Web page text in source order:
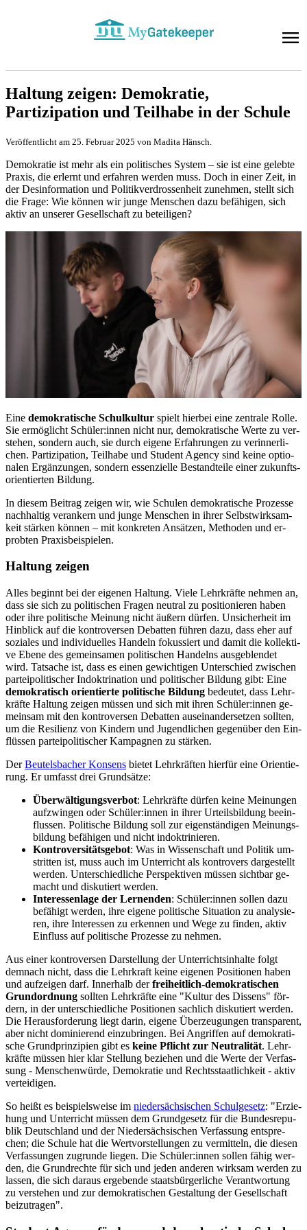
Haltung zeigen: Demokratie,
Partizipation und Teilhabe in der Schule
Veröffentlicht am 25. Februar 2025 von Madita Hänsch.
Demokratie ist mehr als ein politisches System – sie ist eine gelebte
Praxis, die erlernt und erfahren werden muss. Doch in einer Zeit, in
der Desinformation und Politikverdrossenheit zunehmen, stellt sich
die Frage: Wie können wir junge Menschen dazu befähigen, sich
aktiv an unserer Gesellschaft zu beteiligen?
Eine de­mo­kra­ti­sche Schul­kul­tur spielt hier­bei eine zen­tra­le Rol­le.
Sie er­mög­licht Schü­ler:in­nen nicht nur, de­mo­kra­ti­sche Wer­te zu ver­
ste­hen, son­dern auch, sie durch ei­ge­ne Er­fah­run­gen zu ver­in­ner­li­
chen. Par­ti­zi­pa­ti­on, Teil­ha­be und Stu­dent Agen­cy sind kei­ne op­tio­
na­len Er­gän­zun­gen, son­dern es­sen­zi­el­le Be­stand­tei­le ei­ner zu­kunfts­
ori­en­tier­ten Bil­dung.
In die­sem Bei­trag zei­gen wir, wie Schu­len de­mo­kra­ti­sche Pro­zes­se
nach­hal­tig ver­an­kern und jun­ge Men­schen in ih­rer Selbst­wirk­sam­
keit stär­ken kön­nen – mit kon­kre­ten An­sät­zen, Me­tho­den und er­
prob­ten Pra­xis­bei­spie­len.
Hal­tung zei­gen
Al­les be­ginnt bei der ei­ge­nen Hal­tung. Vie­le Lehr­kräf­te neh­men an,
dass sie sich zu po­li­ti­schen Fra­gen neu­tral zu po­si­tio­nie­ren ha­ben
oder ihre po­li­ti­sche Mei­nung nicht äu­ßern dür­fen. Un­si­cher­heit im
Hin­blick auf die kon­tro­ver­sen De­bat­ten füh­ren dazu, dass eher auf
so­zia­les und in­di­vi­du­el­les Han­deln fo­kus­siert und da­mit die kol­lek­ti­
ve Ebe­ne des ge­mein­sa­men po­li­ti­schen Han­delns aus­ge­blen­det
wird. Tat­sa­che ist, dass es ei­nen ge­wich­ti­gen Un­ter­schied zwi­schen
par­tei­po­li­ti­scher In­dok­tri­na­ti­on und po­li­ti­scher Bil­dung gibt: Eine
de­mo­kra­tisch ori­en­tier­te po­li­ti­sche Bil­dung be­deu­tet, dass Lehr­
kräf­te Hal­tung zei­gen müs­sen und sich mit ih­ren Schü­ler:in­nen ge­
mein­sam mit den kon­tro­ver­sen De­bat­ten aus­ein­an­der­set­zen soll­ten,
um die Re­si­li­enz von Kin­dern und Ju­gend­li­chen ge­gen­über den Ein­
flüs­sen par­tei­po­li­ti­scher Kam­pa­gnen zu stär­ken.
DerBeu­tels­ba­cher Kon­sens bie­tet Lehr­kräf­ten hier­für eine Ori­en­tie­
rung. Er um­fasst drei Grund­sät­ze:
Über­wäl­ti­gungs­ver­bot: Lehr­kräf­te dür­fen kei­ne Mei­nun­gen
auf­zwin­gen oder Schü­ler:in­nen in ih­rer Ur­teils­bil­dung be­ein­
flus­sen. Po­li­ti­sche Bil­dung soll zur ei­gen­stän­di­gen Mei­nungs­
bil­dung be­fä­hi­gen und nicht in­dok­tri­nie­ren.
Kon­tro­ver­si­täts­ge­bot: Was in Wis­sen­schaft und Po­li­tik um­
strit­ten ist, muss auch im Un­ter­richt als kon­tro­vers dar­ge­stellt
wer­den. Un­ter­schied­li­che Per­spek­ti­ven müs­sen sicht­bar ge­
macht und dis­ku­tiert wer­den.
In­ter­es­sen­la­ge der Ler­nen­den: Schü­ler:in­nen sol­len dazu
be­fä­higt wer­den, ihre ei­ge­ne po­li­ti­sche Si­tua­ti­on zu ana­ly­sie­
ren, ihre In­ter­es­sen zu er­ken­nen und Wege zu fin­den, ak­tiv
Ein­fluss auf po­li­ti­sche Pro­zes­se zu neh­men.
Aus ei­ner kon­tro­ver­sen Dar­stel­lung der Un­ter­richts­in­hal­te folgt
dem­nach nicht, dass die Lehr­kraft kei­ne ei­ge­nen Po­si­tio­nen ha­ben
und auf­zei­gen darf. In­ner­halb derfrei­heit­lich-de­mo­kra­ti­schen
Grund­ord­nung soll­ten Lehr­kräf­te eine "Kul­tur des Dis­sens" för­
dern, in der un­ter­schied­li­che Po­si­tio­nen sach­lich dis­ku­tiert wer­den.
Die Her­aus­for­de­rung liegt dar­in, ei­ge­ne Über­zeu­gun­gen trans­pa­rent,
aber nicht do­mi­nie­rend ein­zu­brin­gen. Bei An­grif­fen auf de­mo­kra­ti­
sche Grund­prin­zi­pi­en gibt es kei­ne Pflicht zur Neu­tra­li­tät. Lehr­
kräf­te müs­sen hier klar Stel­lung be­zie­hen und die Wer­te der Ver­fas­
sung - Men­schen­wür­de, De­mo­kra­tie und Rechts­staat­lich­keit - ak­tiv
ver­tei­di­gen.
So heißt es bei­spiels­wei­se im nie­der­säch­si­schen Schul­ge­setz: "Er­zie­
hung und Un­ter­richt müs­sen dem Grund­ge­setz für die Bun­des­re­pu­
blik Deutsch­land und der Nie­der­säch­si­schen Ver­fas­sung ent­spre­
chen; die Schu­le hat die Wert­vor­stel­lun­gen zu ver­mit­teln, die die­sen
Ver­fas­sun­gen zu­grun­de lie­gen. Die Schü­ler:in­nen sol­len fä­hig wer­
den, die Grund­rech­te für sich und je­den an­de­ren wirk­sam wer­den zu
las­sen, die sich dar­aus er­ge­ben­de staats­bür­ger­li­che Ver­ant­wor­tung
zu ver­ste­hen und zur de­mo­kra­ti­schen Ge­stal­tung der Ge­sell­schaft
bei­zu­tra­gen".